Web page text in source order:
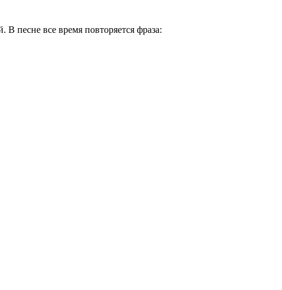
песне все время повторяется фраза: